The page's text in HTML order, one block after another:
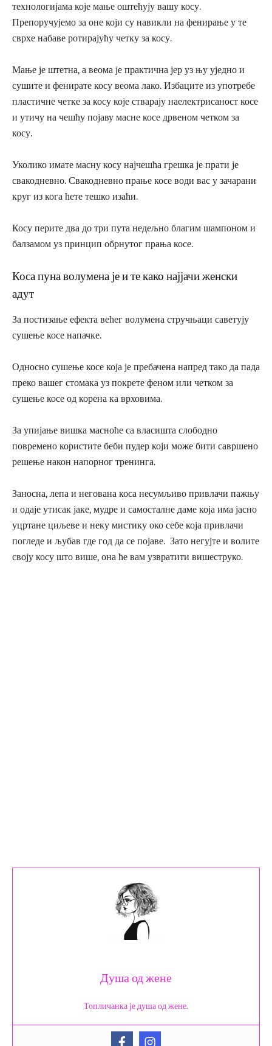
технологијама које мање оштећују вашу косу.
Препоручујемо за оне који су навикли на фенирање у те
сврхе набаве ротирајућу четку за косу.
Мање је штетна, а веома је практична јер уз њу уједно и
сушите и фенирате косу веома лако. Избаците из употребе
пластичне четке за косу које стварају наелектрисаност косе
и утичу на чешћу појаву масне косе дрвеном четком за
косу.
Уколико имате масну косу најчешћа грешка је прати је
свакодневно. Свакодневно прање косе води вас у зачарани
круг из кога ћете тешко изаћи.
Косу перите два до три пута недељно благим шампоном и
балзамом уз принцип обрнутог прања косе.
Коса пуна волумена је и те како најјачи женски
адут
За постизање ефекта већег волумена стручњаци саветују
сушење косе напачке.
Односно сушење косе која је пребачена напред тако да пада
преко вашег стомака уз покрете феном или четком за
сушење косе од корена ка врховима.
За упијање вишка масноће са власишта слободно
повремено користите беби пудер који може бити савршено
решење након напорног тренинга.
Заносна, лепа и негована коса несумљиво привлачи пажњу
и одаје утисак јаке, мудре и самосталне даме која има јасно
уцртане циљеве и неку мистику око себе која привлачи
погледе и љубав где год да се појаве. Зато негујте и волите
своју косу што више, она ће вам узвратити вишеструко.
Душа од жене
Топличанка је душа од жене.